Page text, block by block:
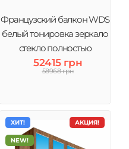
Французский балкон WDS
белый тонировка зеркало
стекло полностью
52415 грн
58968 грн
АКЦИЯ!
ХИТ!
NEW!